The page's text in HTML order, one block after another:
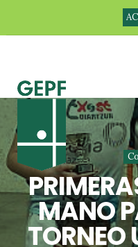
MANO
TORNEO